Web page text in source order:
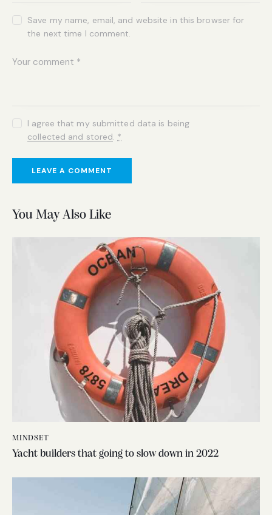
Save my name, email, and website in this browser for
the next time I comment.
I agree that my submitted data is being
collected and stored. *
You May Also Like
MINDSET
Yacht builders that going to slow down in 2022